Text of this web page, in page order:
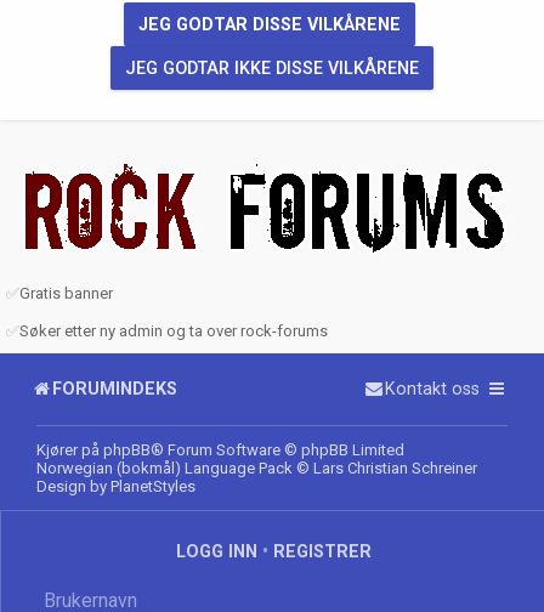
✅Gratis banner
✅Søker etter ny admin og ta over rock-forums
FORUMINDEKS Kontakt oss
Kjører på phpBB® Forum Software © phpBB Limited
Norwegian (bokmål) Language Pack © Lars Christian Schreiner
Design by PlanetStyles
LOGG INN • REGISTRER